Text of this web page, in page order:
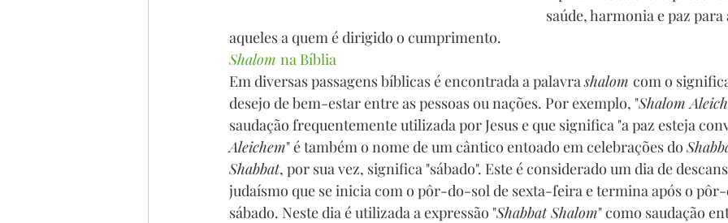
saúde, harmonia e paz
aqueles a quem é dirigido o cumprimento.
Shalom na Bíblia
Em diversas passagens bíblicas é encontrada a palavra shalom com o
desejo de bem-estar entre as pessoas ou nações. Por exemplo, "Shalom
saudação frequentemente utilizada por Jesus e que significa "a paz esteja
Aleichem" é também o nome de um cântico entoado em celebrações do
Shabbat, por sua vez, significa "sábado". Este é considerado um dia de
judaísmo que se inicia com o pôr-do-sol de sexta-feira e termina após o
sábado. Neste dia é utilizada a expressão "Shabbat Shalom" como saudação